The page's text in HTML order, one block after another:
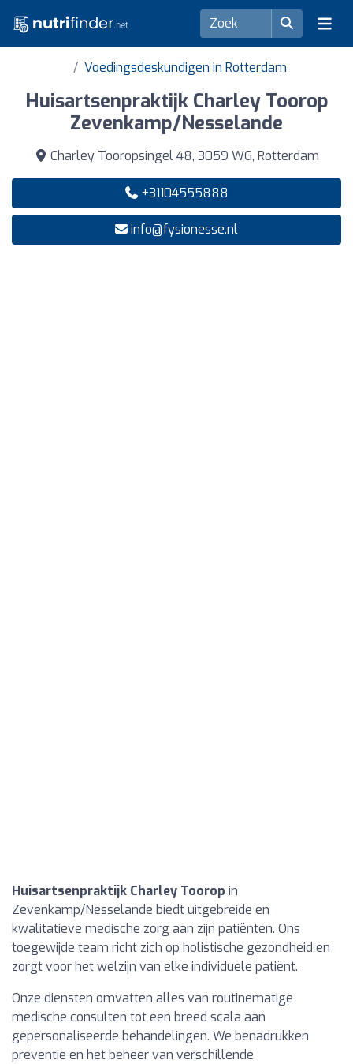
Voedingsdeskundigen in Rotterdam
Huisartsenpraktijk Charley Toorop
Zevenkamp/Nesselande
Charley Tooropsingel 48, 3059 WG, Rotterdam
+31104555888
info@fysionesse.nl
Huisartsenpraktijk Charley Toorop in
Zevenkamp/Nesselande biedt uitgebreide en
kwalitatieve medische zorg aan zijn patiënten. Ons
toegewijde team richt zich op holistische gezondheid en
zorgt voor het welzijn van elke individuele patiënt.
Onze diensten omvatten alles van routinematige
medische consulten tot een breed scala aan
gepersonaliseerde behandelingen. We benadrukken
preventie en het beheer van verschillende